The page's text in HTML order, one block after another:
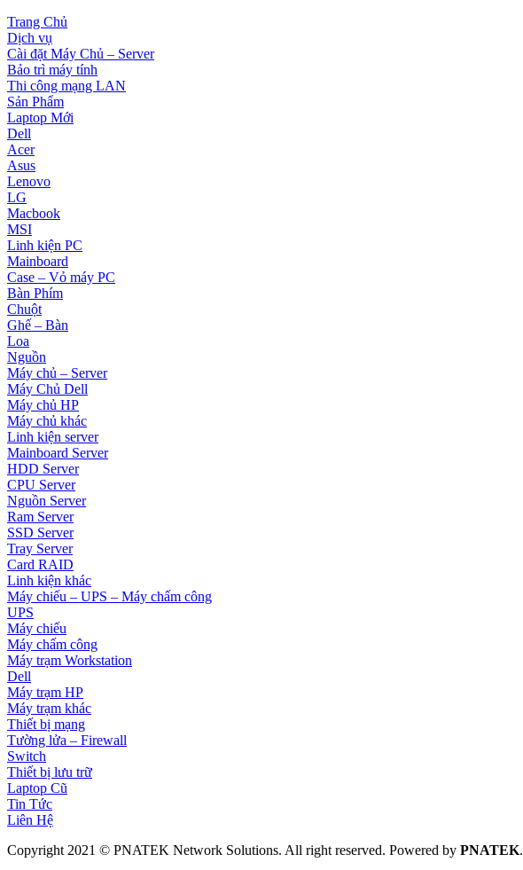
Trang Chủ
Dịch vụ
Cài đặt Máy Chủ – Server
Bảo trì máy tính
Thi công mạng LAN
Sản Phẩm
Laptop Mới
Dell
Acer
Asus
Lenovo
LG
Macbook
MSI
Linh kiện PC
Mainboard
Case – Vỏ máy PC
Bàn Phím
Chuột
Ghế – Bàn
Loa
Nguồn
Máy chủ – Server
Máy Chủ Dell
Máy chủ HP
Máy chủ khác
Linh kiện server
Mainboard Server
HDD Server
CPU Server
Nguồn Server
Ram Server
SSD Server
Tray Server
Card RAID
Linh kiện khác
Máy chiếu – UPS – Máy chấm công
UPS
Máy chiếu
Máy chấm công
Máy trạm Workstation
Dell
Máy trạm HP
Máy trạm khác
Thiết bị mạng
Tường lửa – Firewall
Switch
Thiết bị lưu trữ
Laptop Cũ
Tin Tức
Liên Hệ
Copyright 2021 © PNATEK Network Solutions. All right reserved. Powered by PNATEK.